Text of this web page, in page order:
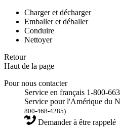
Charger et décharger
Emballer et déballer
Conduire
Nettoyer
Retour
Haut de la page
Pour nous contacter
Service en français 1-800-
Service pour l'Amérique du
800-468-4285)
Demander à être rappelé